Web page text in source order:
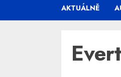
AKTUÁLNĚ